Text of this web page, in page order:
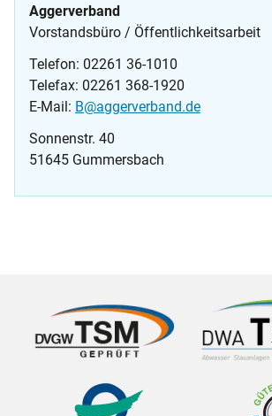
Hinweise
Aggerverband
Vorstandsbüro / Öffentlichkeitsarbeit
Telefon: 02261 36-1010
Telefax: 02261 368-1920
E-Mail: B@aggerverband.de
Sonnenstr. 40
51645 Gummersbach